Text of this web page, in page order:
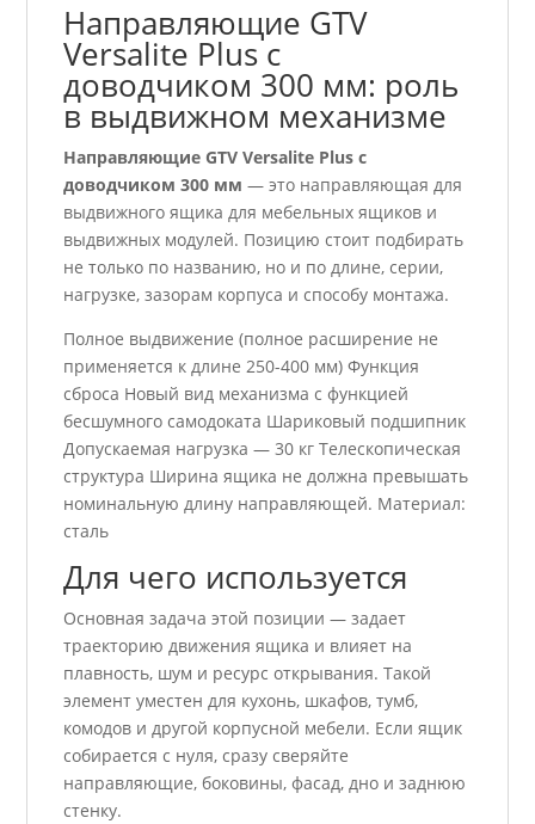
Направляющие GTV
Versalite Plus с
доводчиком 300 мм: роль
в выдвижном механизме
Направляющие GTV Versalite Plus с
доводчиком 300 мм — это направляющая для
выдвижного ящика для мебельных ящиков и
выдвижных модулей. Позицию стоит подбирать
не только по названию, но и по длине, серии,
нагрузке, зазорам корпуса и способу монтажа.
Полное выдвижение (полное расширение не
применяется к длине 250-400 мм) Функция
сброса Новый вид механизма с функцией
бесшумного самодоката Шариковый подшипник
Допускаемая нагрузка — 30 кг Телескопическая
структура Ширина ящика не должна превышать
номинальную длину направляющей. Материал:
сталь
Для чего используется
Основная задача этой позиции — задает
траекторию движения ящика и влияет на
плавность, шум и ресурс открывания. Такой
элемент уместен для кухонь, шкафов, тумб,
комодов и другой корпусной мебели. Если ящик
собирается с нуля, сразу сверяйте
направляющие, боковины, фасад, дно и заднюю
стенку.